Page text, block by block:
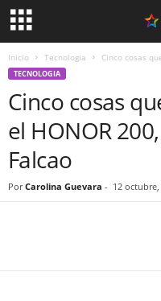
Inicio Tecnologia Cinco cosas
TECNOLOGIA
Cinco cosas
el HONOR
Falcao
Por Carolina Guevara - 12 octubre,